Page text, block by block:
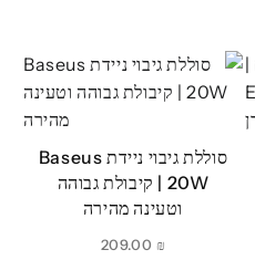
סוללת גיבוי ניידת Baseus
20W | קיבולת גבוהה
וטעינה מהירה
₪